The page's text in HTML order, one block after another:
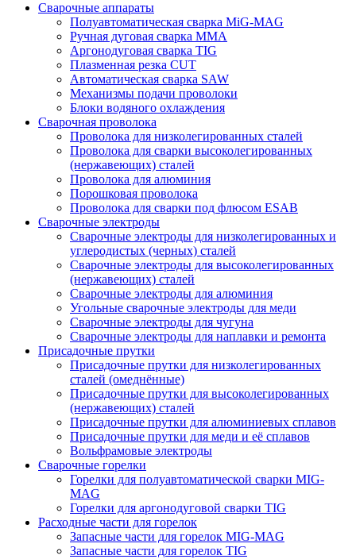
Сварочные аппараты
Полуавтоматическая сварка MiG-MAG
Ручная дуговая сварка MMA
Аргонодуговая сварка TIG
Плазменная резка CUT
Автоматическая сварка SAW
Механизмы подачи проволоки
Блоки водяного охлаждения
Сварочная проволока
Проволока для низколегированных сталей
Проволока для сварки высоколегированных
(нержавеющих) сталей
Проволока для алюминия
Порошковая проволока
Проволока для сварки под флюсом ESAB
Сварочные электроды
Сварочные электроды для низколегированных и
углеродистых (черных) сталей
Сварочные электроды для высоколегированных
(нержавеющих) сталей
Сварочные электроды для алюминия
Угольные сварочные электроды для меди
Сварочные электроды для чугуна
Сварочные электроды для наплавки и ремонта
Присадочные прутки
Присадочные прутки для низколегированных
сталей (омеднённые)
Присадочные прутки для высоколегированных
(нержавеющих) сталей
Присадочные прутки для алюминиевых сплавов
Присадочные прутки для меди и её сплавов
Вольфрамовые электроды
Сварочные горелки
Горелки для полуавтоматической сварки MIG-
MAG
Горелки для аргонодуговой сварки TIG
Расходные части для горелок
Запасные части для горелок MIG-MAG
Запасные части для горелок TIG